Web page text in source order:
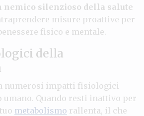
nemico silenzioso della salute
misure proattive per
fisico e mentale.
della
numerosi impatti fisiologici
Quando resti inattivo per
metabolismo rallenta, il che